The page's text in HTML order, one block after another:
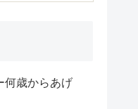
何歳からあげ